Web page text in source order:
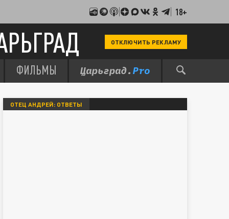
18+
ОТКЛЮЧИТЬ РЕКЛАМУ
ФИЛЬМЫ
ОТЕЦ АНДРЕЙ: ОТВЕТЫ